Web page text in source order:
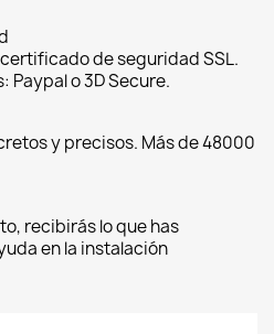
de seguridad SSL.
Paypal o 3D Secure.
y precisos. Más de 48000
recibirás lo que has
en la instalación